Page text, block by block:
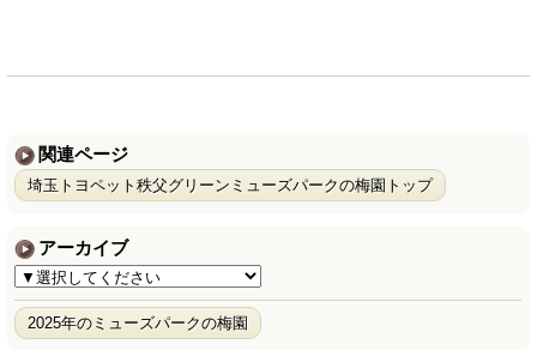
関連ページ
埼玉トヨペット秩父グリーンミューズパークの梅園トップ
アーカイブ
2025年のミューズパークの梅園